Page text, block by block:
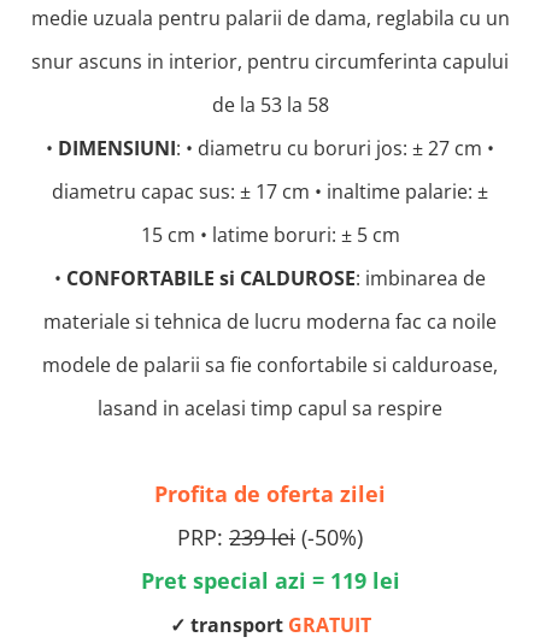
medie uzuala pentru palarii de dama, reglabila cu un
snur ascuns in interior, pentru circumferinta capului
de la 53 la 58
• DIMENSIUNI: • diametru cu boruri jos: ± 27 cm •
diametru capac sus: ± 17 cm • inaltime palarie: ±
15 cm • latime boruri: ± 5 cm
• CONFORTABILE si CALDUROSE: imbinarea de
materiale si tehnica de lucru moderna fac ca noile
modele de palarii sa fie confortabile si calduroase,
lasand in acelasi timp capul sa respire
Profita de oferta zilei
PRP: 239 lei (-50%)
Pret special azi = 119 lei
✓ transport GRATUIT